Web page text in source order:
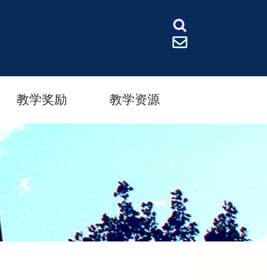
教学奖励 教学资源